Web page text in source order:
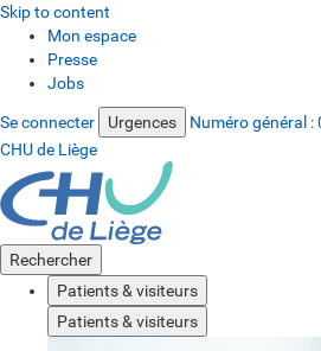
Skip to content
Mon espace
Presse
Jobs
Se connecter Urgences Numéro général :
CHU de Liège
Rechercher
Patients & visiteurs
Patients & visiteurs